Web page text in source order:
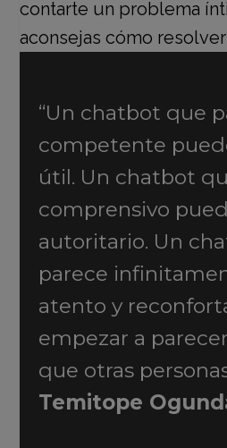
“Un chatbot que
competente
útil. Un chatbot
comprensivo
autoritario. Un
parece
atento y
empezar a
que otras
Temitope